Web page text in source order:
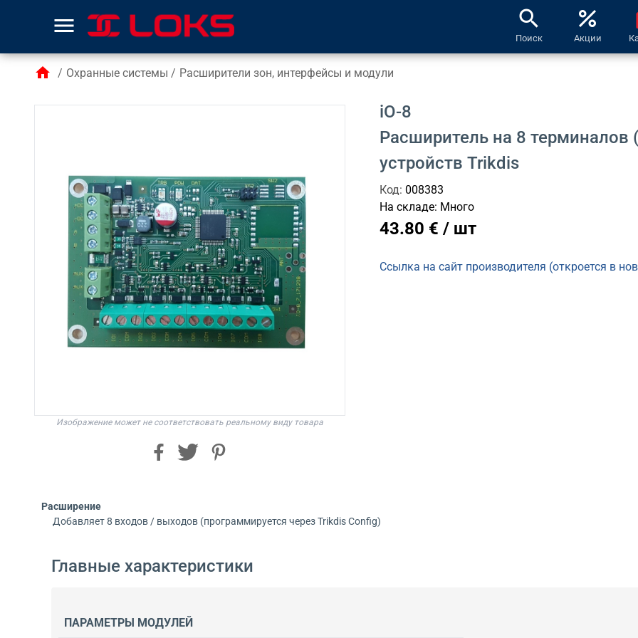
menu search
Поиск
percent
Акции
home / Охранные системы / Расширители зон, интерфейсы и модули
Изображение может не соответствовать реальному виду товара
iO-8
Расширитель на 8 терминалов
устройств Trikdis
Код: 008383
На складе: Много
43.80 € / шт
Ссылка на сайт производителя (откроется в
Расширение
Добавляет 8 входов / выходов (программируется через Trikdis Config)
Главные характеристики
ПАРАМЕТРЫ МОДУЛЕЙ